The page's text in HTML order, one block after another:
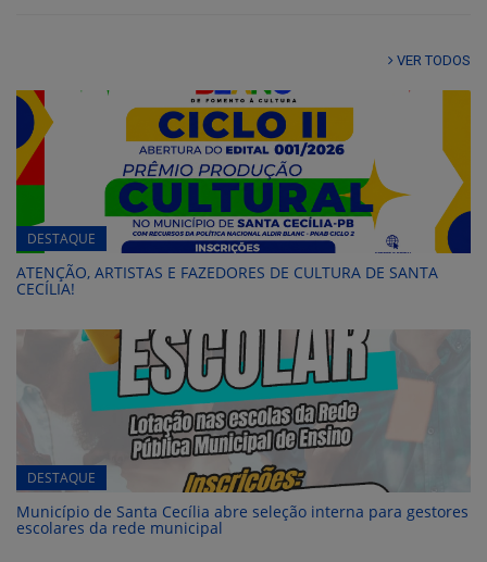
VER TODOS
DESTAQUE
ATENÇÃO, ARTISTAS E FAZEDORES DE CULTURA DE SANTA
CECÍLIA!
DESTAQUE
Município de Santa Cecília abre seleção interna para gestores
escolares da rede municipal